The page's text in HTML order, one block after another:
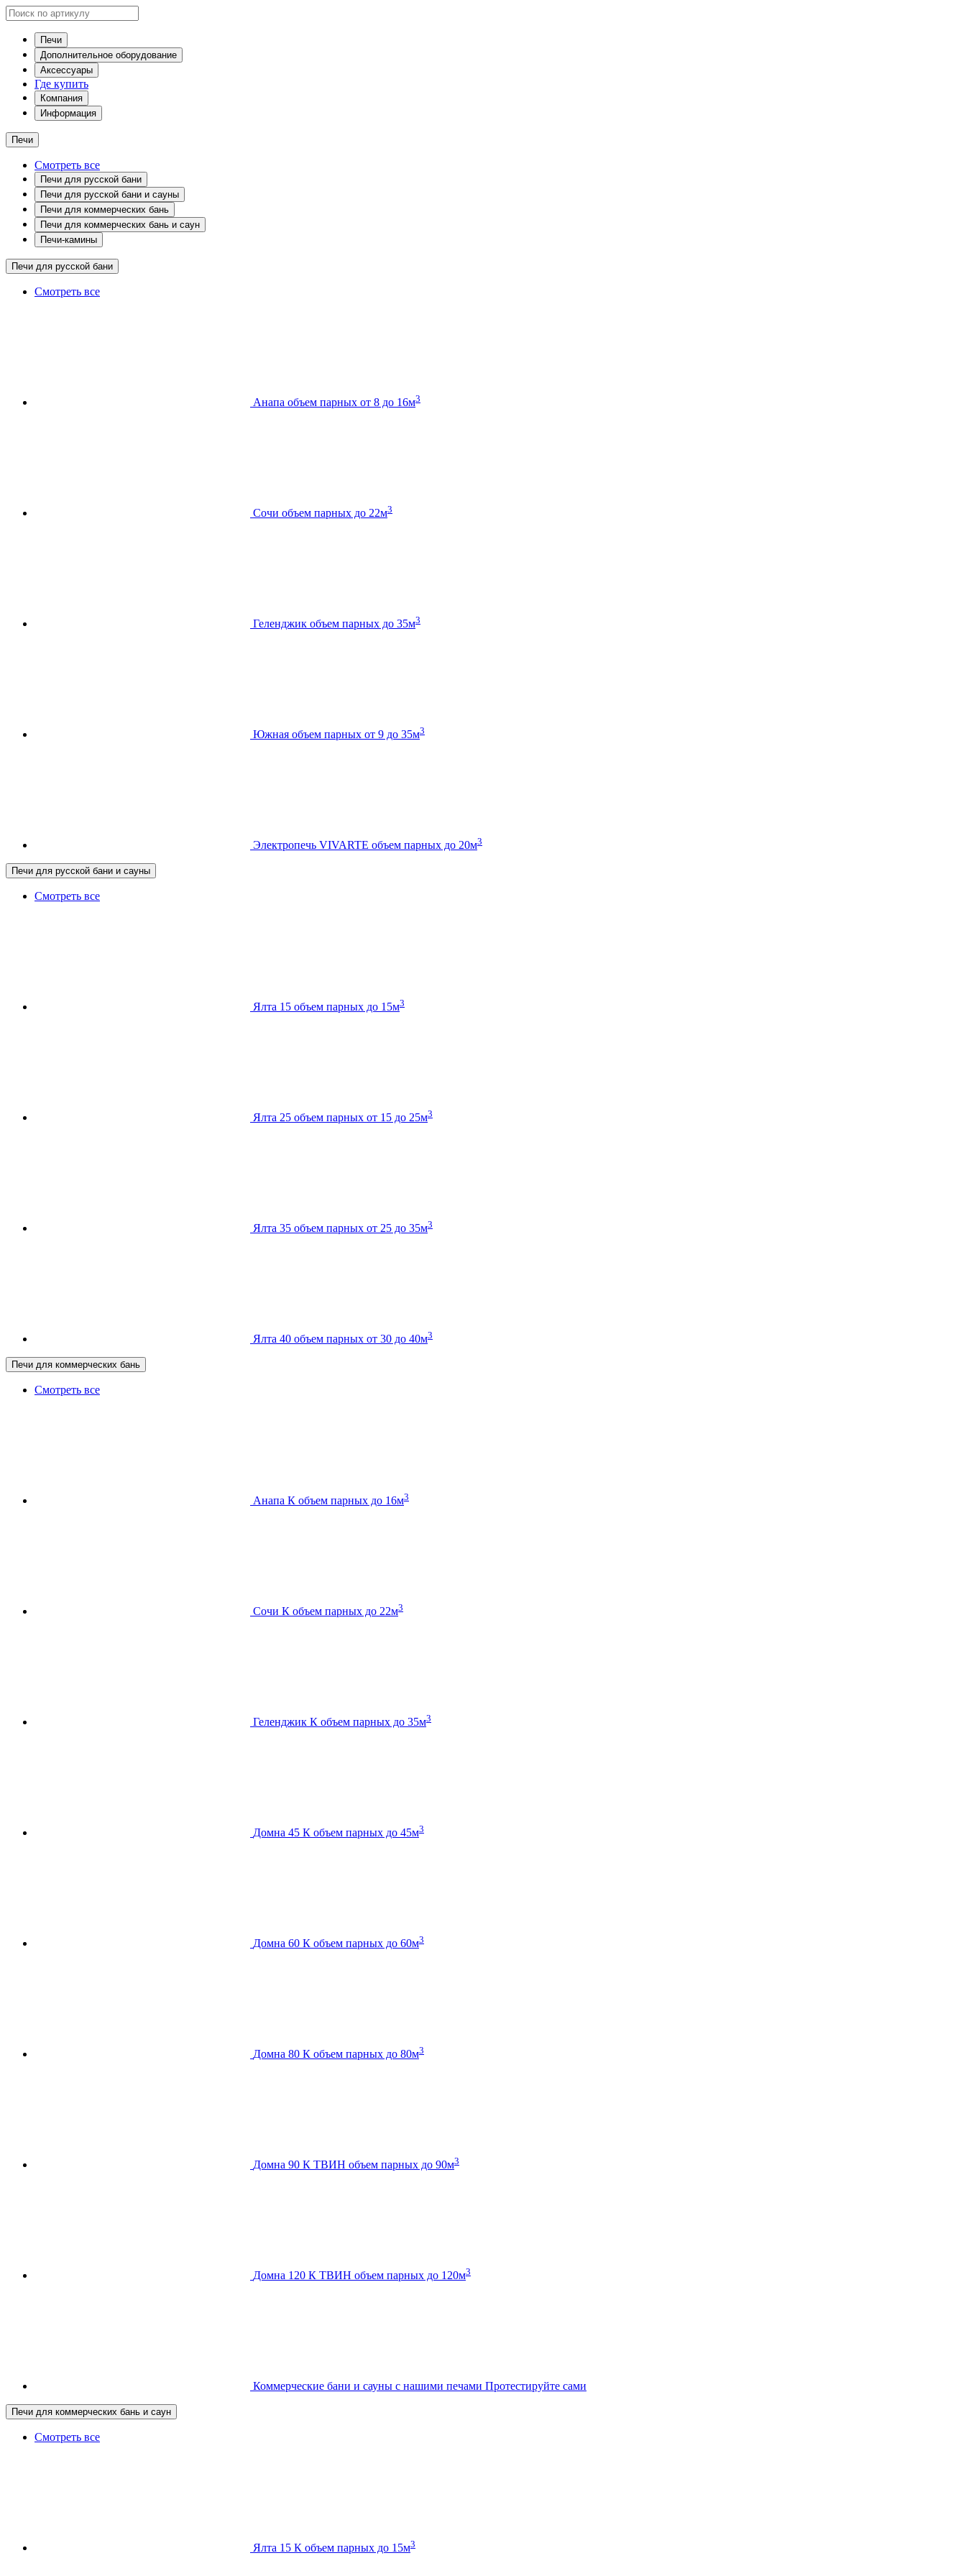
Печи
Дополнительное оборудование
Аксессуары
Где купить
Компания
Информация
Печи
Смотреть все
Печи для русской бани
Печи для русской бани и сауны
Печи для коммерческих бань
Печи для коммерческих бань и саун
Печи-камины
Печи для русской бани
Смотреть все
Анапа объем парных от 8 до 16м3
Сочи объем парных до 22м3
Геленджик объем парных до 35м3
Южная объем парных от 9 до 35м3
Электропечь VIVARTE объем парных до 20м3
Печи для русской бани и сауны
Смотреть все
Ялта 15 объем парных до 15м3
Ялта 25 объем парных от 15 до 25м3
Ялта 35 объем парных от 25 до 35м3
Ялта 40 объем парных от 30 до 40м3
Печи для коммерческих бань
Смотреть все
Анапа К объем парных до 16м3
Сочи К объем парных до 22м3
Геленджик К объем парных до 35м3
Домна 45 К объем парных до 45м3
Домна 60 К объем парных до 60м3
Домна 80 К объем парных до 80м3
Домна 90 К ТВИН объем парных до 90м3
Домна 120 К ТВИН объем парных до 120м3
Коммерческие бани и сауны с нашими печами Протестируйте сами
Печи для коммерческих бань и саун
Смотреть все
Ялта 15 К объем парных до 15м3